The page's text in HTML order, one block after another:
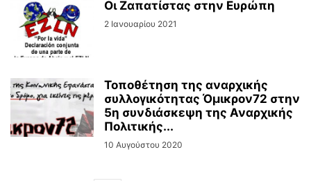
Οι Ζαπατίστας στην Ευρώπη
2 Ιανουαρίου 2021
Τοποθέτηση της αναρχικής
συλλογικότητας Όμικρον72 στην
5η συνδιάσκεψη της Αναρχικής
Πολιτικής...
10 Αυγούστου 2020